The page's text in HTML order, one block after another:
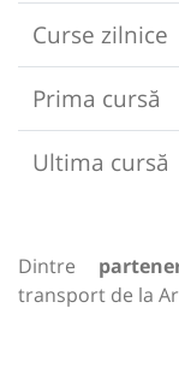
Curse zilnice
Prima cursă
Ultima cursă
Dintre
transport de la